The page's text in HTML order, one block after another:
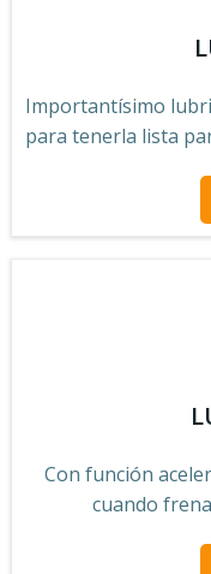
Importantísimo
para tenerla lista
Con función
cuando